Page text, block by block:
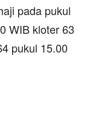
pada pukul
WIB kloter 63
pukul 15.00